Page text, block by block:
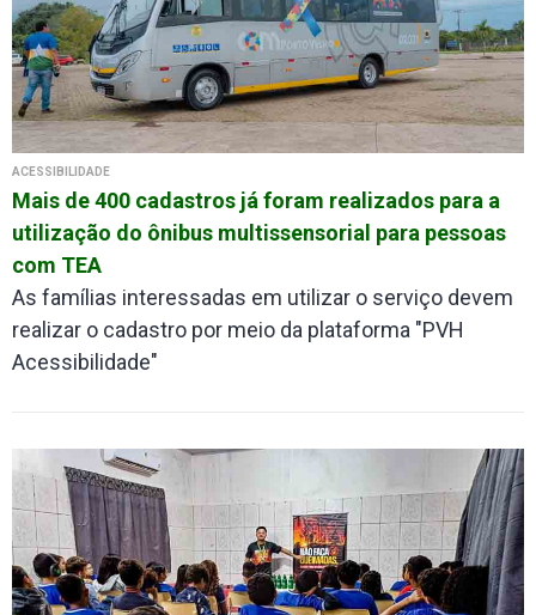
ACESSIBILIDADE
Mais de 400 cadastros já foram realizados para a
utilização do ônibus multissensorial para pessoas
com TEA
As famílias interessadas em utilizar o serviço devem
realizar o cadastro por meio da plataforma "PVH
Acessibilidade"